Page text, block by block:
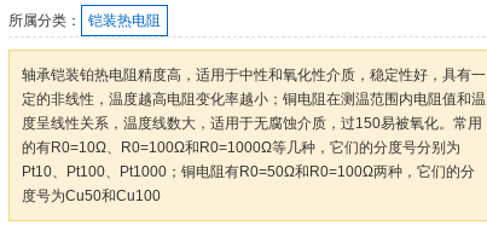
所属分类：
铠装热电阻
轴承铠装铂热电阻精度高，适用于中性和氧化性介质，稳定性好，具有一
定的非线性，温度越高电阻变化率越小；铜电阻在测温范围内电阻值和温
度呈线性关系，温度线数大，适用于无腐蚀介质，过150易被氧化。常用
的有R0=10Ω、R0=100Ω和R0=1000Ω等几种，它们的分度号分别为
Pt10、Pt100、Pt1000；铜电阻有R0=50Ω和R0=100Ω两种，它们的分
度号为Cu50和Cu100